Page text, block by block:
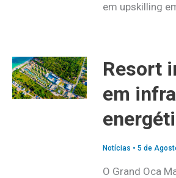
em upskilling
Resort
em
Notícias • 5 de
O Grand Oca